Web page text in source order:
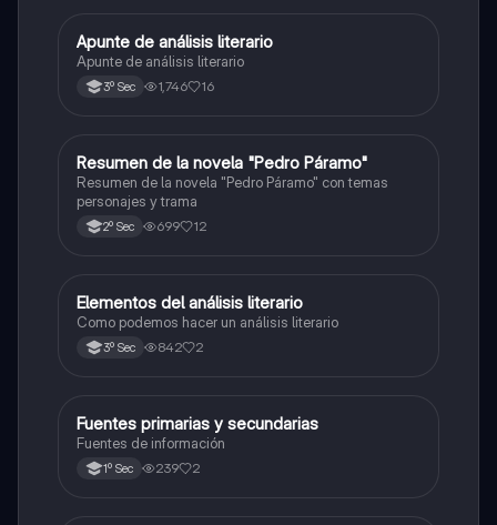
Español
Apunte de análisis literario
Apunte de análisis literario
3º Sec 1,746 16
Español
Resumen de la novela "Pedro Páramo"
Resumen de la novela "Pedro Páramo" con temas
personajes y trama
2º Sec 699 12
Español
Elementos del análisis literario
Como podemos hacer un análisis literario
3º Sec 842 2
Español
Fuentes primarias y secundarias
Fuentes de información
1º Sec 239 2